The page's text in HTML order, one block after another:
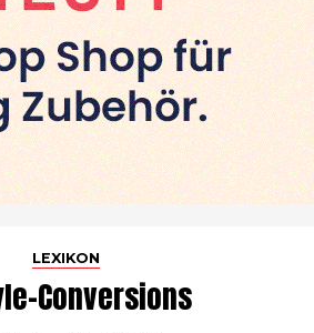
LEXIKON
Conversions